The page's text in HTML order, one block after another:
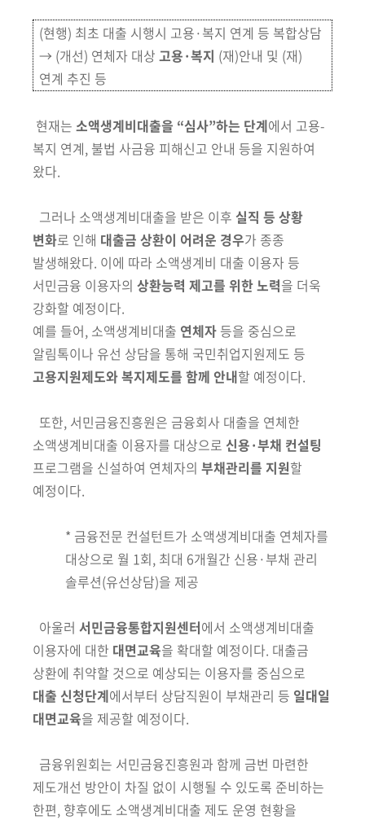
(현행) 최초 대출 시행시 고용·복지 연계 등 복합상담
→ (개선) 연체자 대상 고용·복지 (재)안내 및 (재)
연계 추진 등
현재는 소액생계비대출을 “심사”하는 단계에서 고용-
복지 연계, 불법 사금융 피해신고 안내 등을 지원하여
왔다.
그러나 소액생계비대출을 받은 이후 실직 등 상황
변화로 인해 대출금 상환이 어려운 경우가 종종
발생해왔다. 이에 따라 소액생계비 대출 이용자 등
서민금융 이용자의 상환능력 제고를 위한 노력을 더욱
강화할 예정이다.
예를 들어, 소액생계비대출 연체자 등을 중심으로
알림톡이나 유선 상담을 통해 국민취업지원제도 등
고용지원제도와복지제도를 함께 안내할 예정이다.
또한, 서민금융진흥원은 금융회사 대출을 연체한
소액생계비대출 이용자를 대상으로 신용·부채 컨설팅
프로그램을 신설하여 연체자의 부채관리를 지원할
예정이다.
* 금융전문 컨설턴트가 소액생계비대출 연체자를
대상으로 월 1회, 최대 6개월간 신용·부채 관리
솔루션(유선상담)을 제공
아울러 서민금융통합지원센터에서 소액생계비대출
이용자에 대한 대면교육을 확대할 예정이다. 대출금
상환에 취약할 것으로 예상되는 이용자를 중심으로
대출 신청단계에서부터 상담직원이 부채관리 등 일대일
대면교육을 제공할 예정이다.
금융위원회는 서민금융진흥원과 함께 금번 마련한
제도개선 방안이 차질 없이 시행될 수 있도록 준비하는
한편, 향후에도 소액생계비대출 제도 운영 현황을